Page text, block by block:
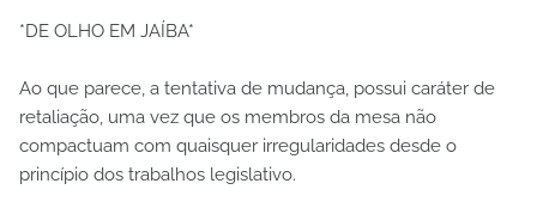
*DE OLHO EM JAÍBA*
Ao que parece, a tentativa de mudança, possui caráter de
retaliação, uma vez que os membros da mesa não
compactuam com quaisquer irregularidades desde o
princípio dos trabalhos legislativo.